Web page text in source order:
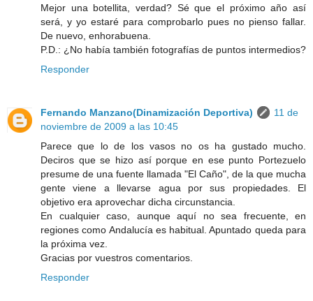
Mejor una botellita, verdad? Sé que el próximo año así
será, y yo estaré para comprobarlo pues no pienso fallar.
De nuevo, enhorabuena.
P.D.: ¿No había también fotografías de puntos intermedios?
Responder
Fernando Manzano(Dinamización Deportiva)
11 de
noviembre de 2009 a las 10:45
Parece que lo de los vasos no os ha gustado mucho.
Deciros que se hizo así porque en ese punto Portezuelo
presume de una fuente llamada "El Caño", de la que mucha
gente viene a llevarse agua por sus propiedades. El
objetivo era aprovechar dicha circunstancia.
En cualquier caso, aunque aquí no sea frecuente, en
regiones como Andalucía es habitual. Apuntado queda para
la próxima vez.
Gracias por vuestros comentarios.
Responder